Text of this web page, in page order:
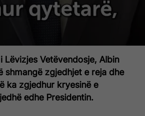
Lëvizjes Vetëvendosje, Albin
shmangë zgjedhjet e reja dhe
ka zgjedhur kryesinë e
edhe Presidentin.